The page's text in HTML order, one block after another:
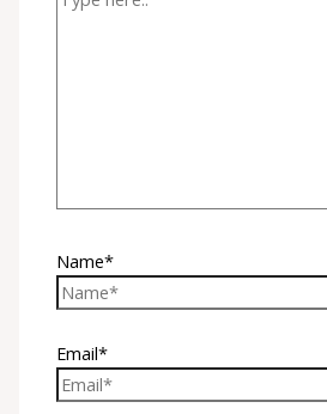
Name*
Email*